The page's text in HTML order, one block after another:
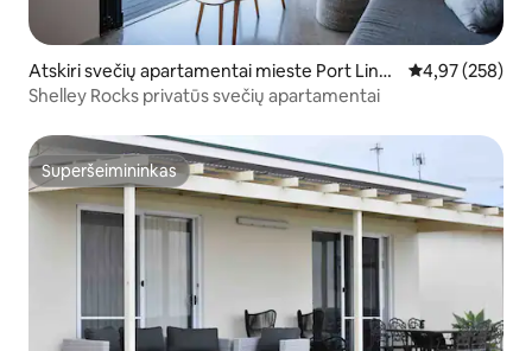
Atskiri svečių apartamentai mieste Port Linco
ln
Vidutinis
4,97 (258)
Shelley Rocks privatūs svečių apartamentai
Superšeimininkas
Superšeimininkas